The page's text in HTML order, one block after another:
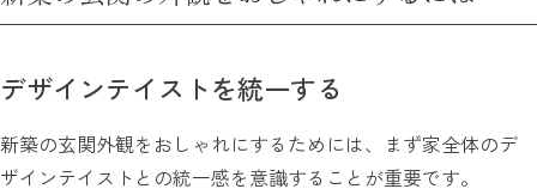
デザインテイストを統一する
新築の玄関外観をおしゃれにするためには、まず家全体のデ
ザインテイストとの統一感を意識することが重要です。